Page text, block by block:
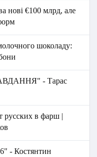
нові €100 млрд, але
шоколаду:
- Тарас
русских в фарш |
- Костянтин